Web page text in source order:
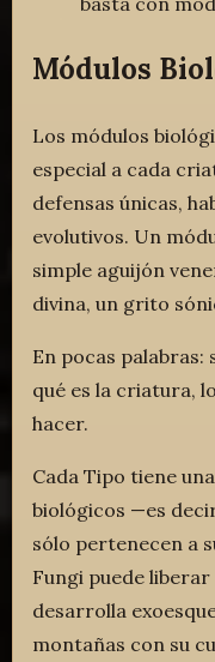
Módulos
Los módulos
especial a cada
defensas únicas,
evolutivos. Un
simple aguijón
divina, un grito
En pocas
qué es la criatura,
hacer.
Cada Tipo tiene
biológicos —es
sólo pertenecen a
Fungi puede
desarrolla
montañas con su